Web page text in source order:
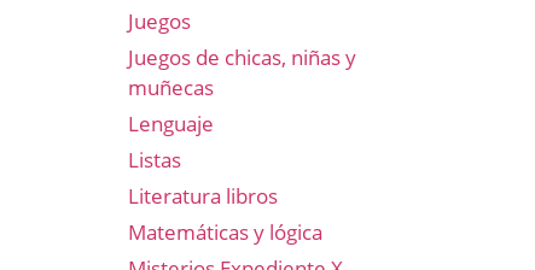
Juegos
Juegos de chicas, niñas y
muñecas
Lenguaje
Listas
Literatura libros
Matemáticas y lógica